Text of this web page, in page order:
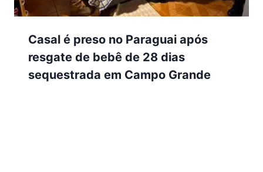
Casal é preso no Paraguai após
resgate de bebê de 28 dias
sequestrada em Campo Grande